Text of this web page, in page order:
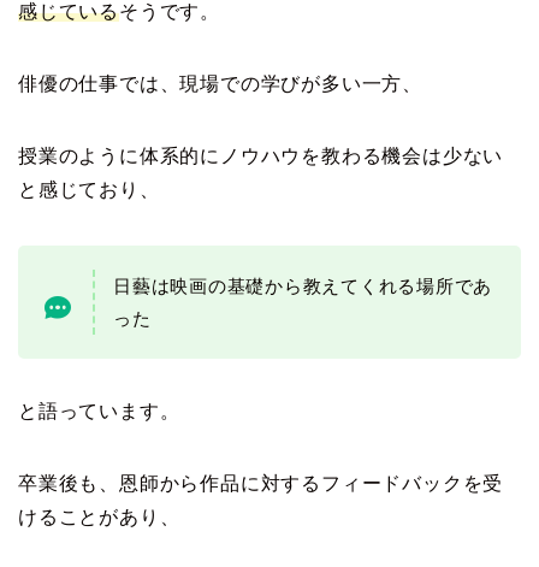
感じているそうです。
俳優の仕事では、現場での学びが多い一方、
授業のように体系的にノウハウを教わる機会は少ない
と感じており、
日藝は映画の基礎から教えてくれる場所であ
った
と語っています。
卒業後も、恩師から作品に対するフィードバックを受
けることがあり、